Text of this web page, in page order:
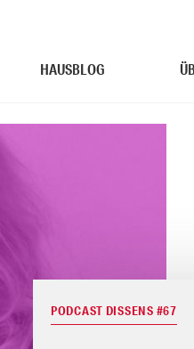
HAUSBLOG
PODCAST DISSENS #67